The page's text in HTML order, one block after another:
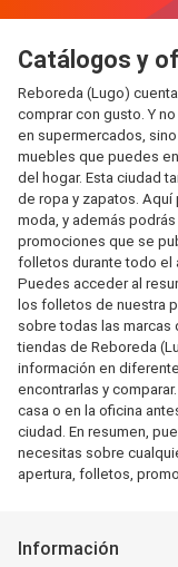
Catálogos y
Reboreda (Lugo)
comprar con gusto. Y
en supermercados,
muebles que puedes
del hogar. Esta ciudad
de ropa y zapatos.
moda, y además
promociones que se
folletos durante todo el
Puedes acceder al
los folletos de nuestra
sobre todas las
tiendas de Reboreda
información en
encontrarlas y
casa o en la oficina
ciudad. En resumen,
necesitas sobre
apertura, folletos,
Información